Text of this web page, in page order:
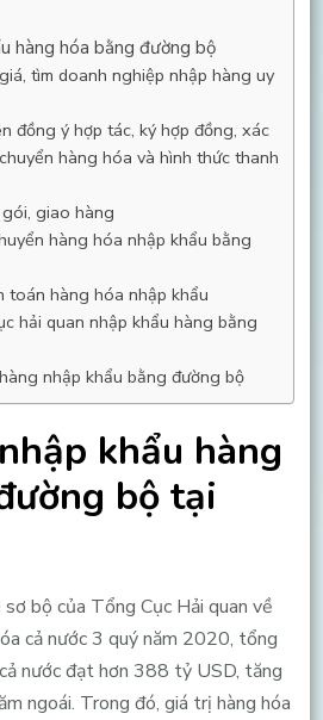
hàng hóa bằng đường bộ
tìm doanh nghiệp nhập hàng uy
đồng ý hợp tác, ký hợp đồng, xác
hàng hóa và hình thức thanh
giao hàng
hàng hóa nhập khẩu bằng
toán hàng hóa nhập khẩu
hải quan nhập khẩu hàng bằng
nhập khẩu bằng đường bộ
khẩu hàng
bộ tại
bộ của Tổng Cục Hải quan về
cả nước 3 quý năm 2020, tổng
nước đạt hơn 388 tỷ USD, tăng
ngoái. Trong đó, giá trị hàng hóa